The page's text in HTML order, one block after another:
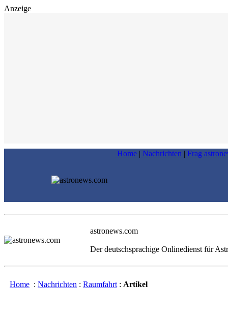
Anzeige
Home | Nachrichten | Frag
astronews.com
Der deutschsprachige Onlinedienst für
Home : Nachrichten : Raumfahrt : Artikel